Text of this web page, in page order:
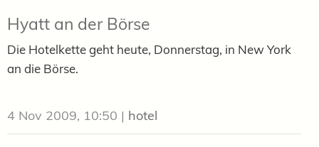
Hyatt an der Börse
Die Hotelkette geht heute, Donnerstag, in New York
an die Börse.
4 Nov 2009, 10:50 | hotel